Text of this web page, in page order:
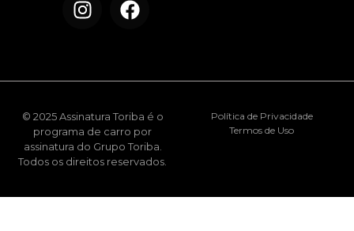
© 2025 Assinatura Toriba é o
programa de carro por
assinatura do Grupo Toriba.
Todos os direitos reservados.
Política de Privacidade
Termos de Uso